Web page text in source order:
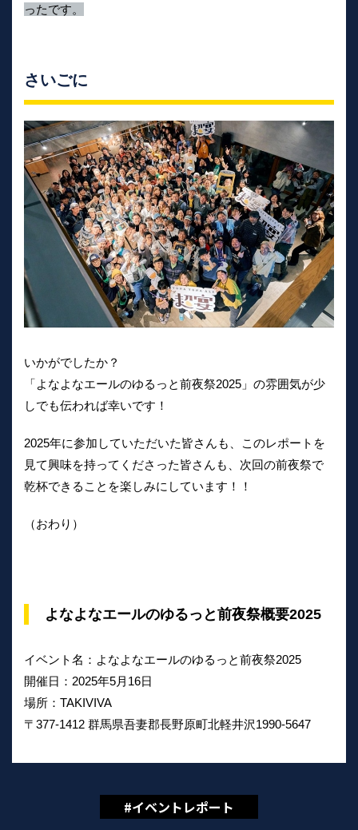
ったです。
さいごに
いかがでしたか？
「よなよなエールのゆるっと前夜祭2025」の雰囲気が少
しでも伝われば幸いです！
2025年に参加していただいた皆さんも、このレポートを
見て興味を持ってくださった皆さんも、次回の前夜祭で
乾杯できることを楽しみにしています！！
（おわり）
よなよなエールのゆるっと前夜祭概要2025
イベント名：よなよなエールのゆるっと前夜祭2025
開催日：2025年5月16日
場所：TAKIVIVA
〒377-1412 群馬県吾妻郡長野原町北軽井沢1990-5647
#イベントレポート